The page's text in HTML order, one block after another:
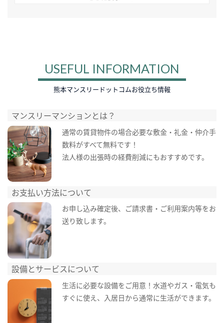
USEFUL INFORMATION
熊本マンスリードットコムお役立ち情報
マンスリーマンションとは？
通常の賃貸物件の場合必要な敷金・礼金・仲介手
数料がすべて無料です！
法人様の出張時の経費削減にもおすすめです。
お支払い方法について
お申し込み確定後、ご請求書・ご利用案内等をお
送り致します。
設備とサービスについて
生活に必要な設備をご用意！水道やガス・電気も
すぐに使え、入居日から通常に生活ができます。